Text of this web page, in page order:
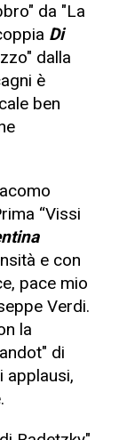
da "La
Di
dalla
è
ben
“Vissi
e con
pace mio
Verdi.
la
di
applausi,